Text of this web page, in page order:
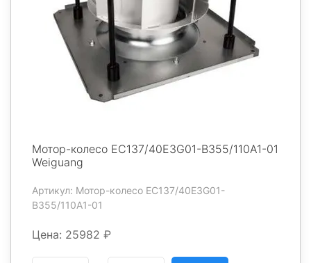
Мотор-колесо EC137/40E3G01-B355/110A1-01
Weiguang
Артикул: Мотор-колесо EC137/40E3G01-
B355/110A1-01
Цена: 25982 ₽